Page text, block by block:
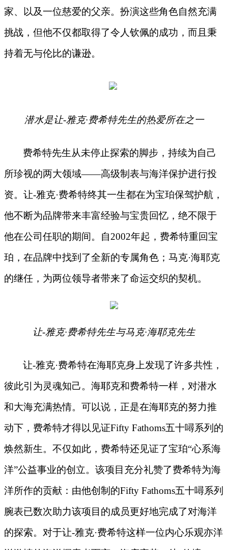
家、以及一位慈爱的父亲。扮演这些角色自然充满
挑战，但他不仅都取得了令人钦佩的成功，而且秉
持着无与伦比的谦逊。
潜水是让-雅克·费希特先生的热爱所在之一
费希特先生从未停止探索的脚步，持续为自己
所珍视的两大领域——高级制表与海洋保护进行投
资。让-雅克·费希特终其一生都在为宝珀保驾护航，
他不断为品牌带来丰富经验与宝贵回忆，绝不限于
他在公司任职的期间。自2002年起，费希特重回宝
珀，在品牌中找到了全新的专属角色；马克·海耶克
的继任，为两位领导者带来了命运交织的契机。
让-雅克·费希特先生与马克·海耶克先生
让-雅克·费希特在海耶克身上发现了许多共性，
彼此引为灵魂知己。海耶克和费希特一样，对潜水
和大海充满热情。可以说，正是在海耶克的努力推
动下，费希特才得以见证Fifty Fathoms五十噚系列的
焕然新生。不仅如此，费希特还见证了宝珀“心系海
洋”公益事业的创立。该项目充分礼赞了费希特为海
洋所作的贡献：由他创制的Fifty Fathoms五十噚系列
腕表已数次助力该项目的成员更好地完成了对海洋
的探索。对于让-雅克·费希特这样一位内心乐观亦洋